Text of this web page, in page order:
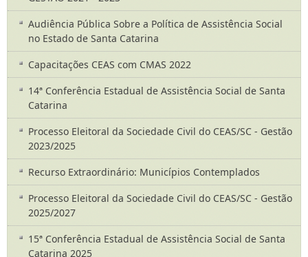
Audiência Pública Sobre a Política de Assistência Social
no Estado de Santa Catarina
Capacitações CEAS com CMAS 2022
14ª Conferência Estadual de Assistência Social de Santa
Catarina
Processo Eleitoral da Sociedade Civil do CEAS/SC - Gestão
2023/2025
Recurso Extraordinário: Municípios Contemplados
Processo Eleitoral da Sociedade Civil do CEAS/SC - Gestão
2025/2027
15ª Conferência Estadual de Assistência Social de Santa
Catarina 2025